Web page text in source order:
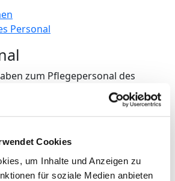
Cookies
um Inhalte und Anzeigen zu
für soziale Medien anbieten
Personal
zum Pflegepersonal des
Informationen zum
Fachabteilungen finden Sie auf
Krankenpfleger und Gesundheits-